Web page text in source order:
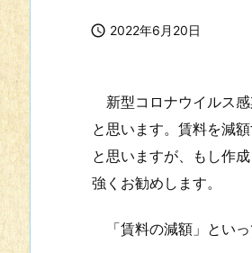
 2022年6月20日
新型コロナウイルス感
と思います。賃料を減
と思いますが、もし作
強くお勧めします。
「賃料の減額」といっ